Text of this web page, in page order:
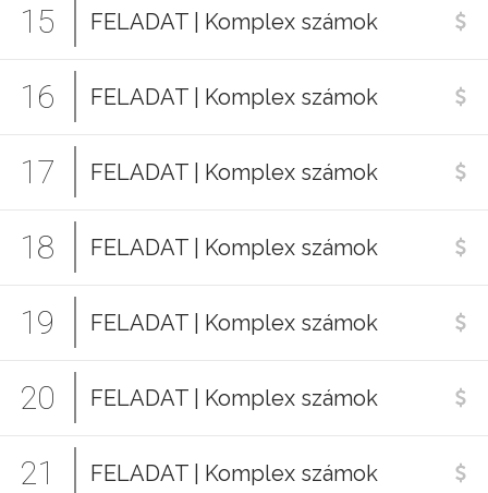
15 FELADAT | Komplex számok
16 FELADAT | Komplex számok
17 FELADAT | Komplex számok
18 FELADAT | Komplex számok
19 FELADAT | Komplex számok
20 FELADAT | Komplex számok
21 FELADAT | Komplex számok